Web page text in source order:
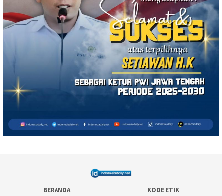
BERANDA KODE ETIK